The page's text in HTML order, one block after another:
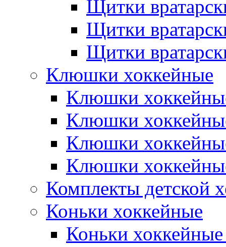
Щитки
Щитки
Щитки
Клюшки хоккейные
Клюшки
Клюшки
Клюшки
Клюшки
Комплекты детской
Коньки хоккейные
Коньки хоккейные